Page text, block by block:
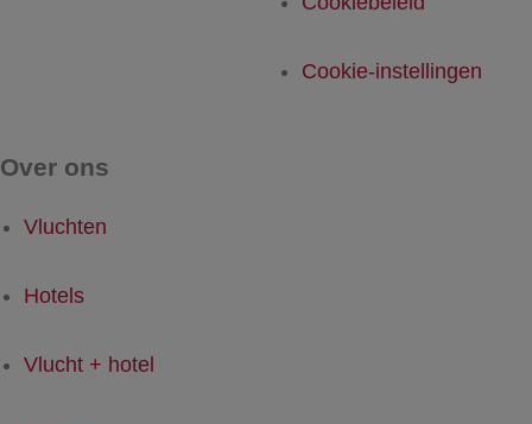
Cookie-instellingen
Over ons
Vluchten
Hotels
Vlucht + hotel